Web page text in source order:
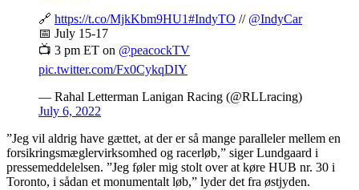
🔗 https://t.co/MjkKbm9HU1#IndyTO // @IndyCar
📅 July 15-17
📺 3 pm ET on @peacockTV
pic.twitter.com/Fx0CykqDIY
— Rahal Letterman Lanigan Racing (@RLLracing)
July 6, 2022
”Jeg vil aldrig have gættet, at der er så mange paralleler mellem en
forsikringsmæglervirksomhed og racerløb,” siger Lundgaard i
pressemeddelelsen. ”Jeg føler mig stolt over at køre HUB nr. 30 i
Toronto, i sådan et monumentalt løb,” lyder det fra østjyden.